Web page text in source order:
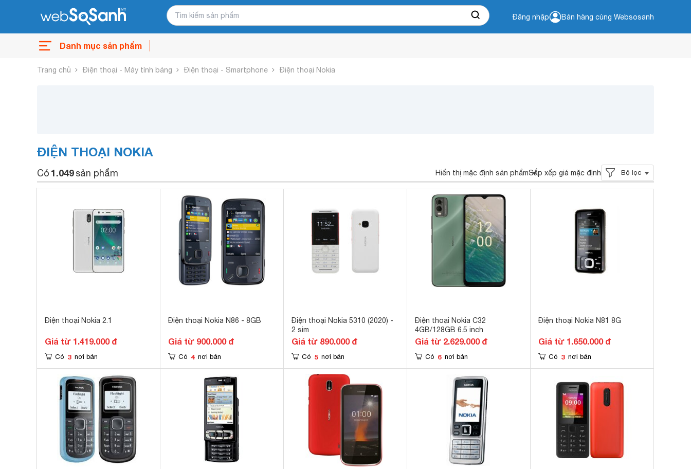
Đăng nhập Bán hàng cùng Websosanh
Danh mục sản phẩm
Trang chủ Điện thoại - Máy tính bảng Điện thoại - Smartphone Điện thoại Nokia
ĐIỆN THOẠI NOKIA
Có 1.049sản phẩm Hiển thị mặc định sản phẩmSắp xếp giá mặc định Bộ lọc
Điện thoại Nokia 2.1
Giá từ 1.419.000 đ
Có 3 nơi bán
Điện thoại Nokia N86 - 8GB
Giá từ 900.000 đ
Có 4 nơi bán
Điện thoại Nokia 5310 (2020) -
2 sim
Giá từ 890.000 đ
Có 5 nơi bán
Điện thoại Nokia C32
4GB/128GB 6.5 inch
Giá từ 2.629.000 đ
Có 6 nơi bán
Điện thoại Nokia N81 8G
Giá từ 1.650.000 đ
Có 3 nơi bán